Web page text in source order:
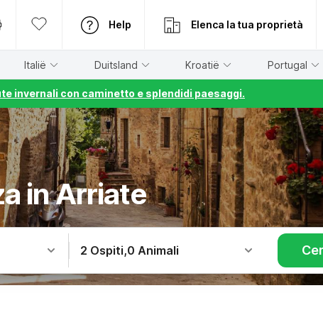
Help Elenca la tua proprietà
Italië Duitsland Kroatië Portugal
invernali con caminetto e splendidi paesaggi.
in Arriate
2 Ospiti,0 Animali